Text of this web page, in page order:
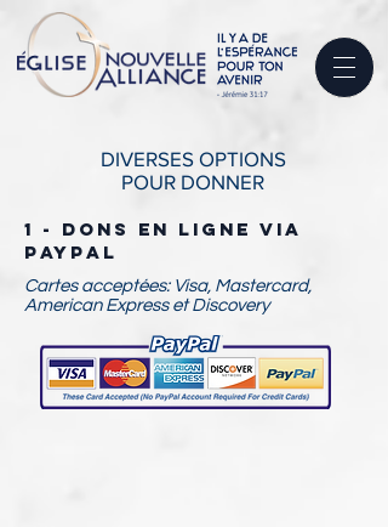
DIVERSES OPTIONS
POUR DONNER
1 - DONS EN LIGNE Via
Paypal
Cartes acceptées: Visa, Mastercard,
American Express et Discovery